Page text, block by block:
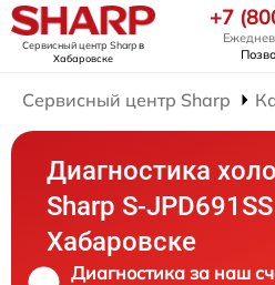
Сервисный центр Sharpв
Хабаровске
+7
Сервисный центр Sharp
Диагностика
Sharp S-
Хабаровске
Диагностика за наш